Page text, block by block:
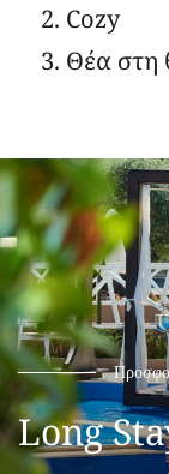
Cozy
Θέα στη
Long